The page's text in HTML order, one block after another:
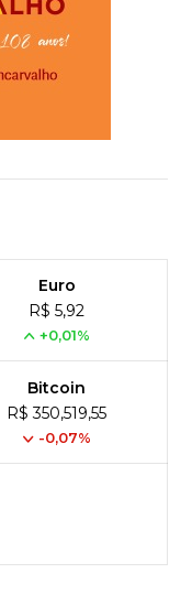
Euro
R$ 5,92
+0,01%
Bitcoin
R$ 350,519,55
-0,07%